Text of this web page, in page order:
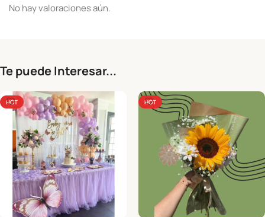
No hay valoraciones aún.
Te puede Interesar...
HOT HOT